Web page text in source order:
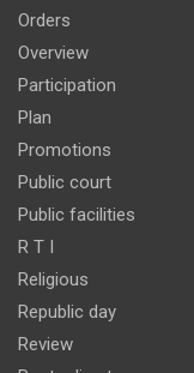
Orders
Overview
Participation
Plan
Promotions
Public court
Public facilities
R T I
Religious
Republic day
Review